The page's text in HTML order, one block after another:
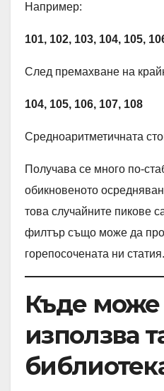
Например:
101, 102, 103, 104, 105,
След премахване на
104, 105, 106, 107, 108
Средноаритметичната
Получава се много по-
обикновеното
това случайните пикове
филтър също може да
горепосочената ни статия.
Къде може
използва